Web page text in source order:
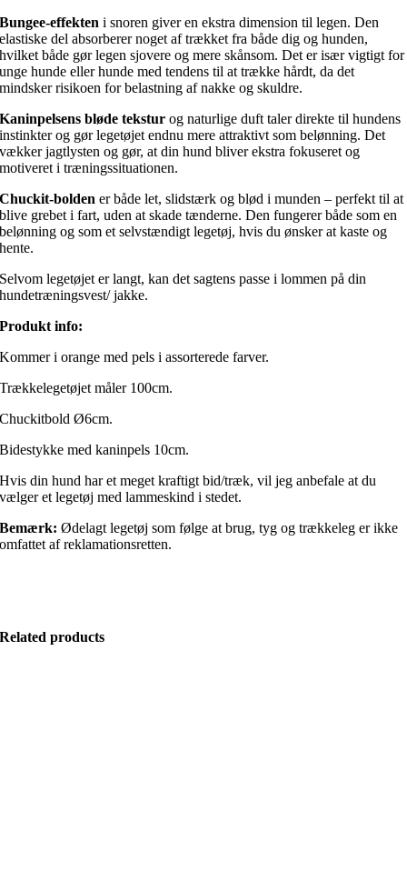
Bungee-effekten i snoren giver en ekstra dimension til legen. Den
elastiske del absorberer noget af trækket fra både dig og hunden,
hvilket både gør legen sjovere og mere skånsom. Det er især vigtigt for
unge hunde eller hunde med tendens til at trække hårdt, da det
mindsker risikoen for belastning af nakke og skuldre.
Kaninpelsens bløde tekstur og naturlige duft taler direkte til hundens
instinkter og gør legetøjet endnu mere attraktivt som belønning. Det
vækker jagtlysten og gør, at din hund bliver ekstra fokuseret og
motiveret i træningssituationen.
Chuckit-bolden er både let, slidstærk og blød i munden – perfekt til at
blive grebet i fart, uden at skade tænderne. Den fungerer både som en
belønning og som et selvstændigt legetøj, hvis du ønsker at kaste og
hente.
Selvom legetøjet er langt, kan det sagtens passe i lommen på din
hundetræningsvest/ jakke.
Produkt info:
Kommer i orange med pels i assorterede farver.
Trækkelegetøjet måler 100cm.
Chuckitbold Ø6cm.
Bidestykke med kaninpels 10cm.
Hvis din hund har et meget kraftigt bid/træk, vil jeg anbefale at du
vælger et legetøj med lammeskind i stedet.
Bemærk: Ødelagt legetøj som følge at brug, tyg og trækkeleg er ikke
omfattet af reklamationsretten.
Related products